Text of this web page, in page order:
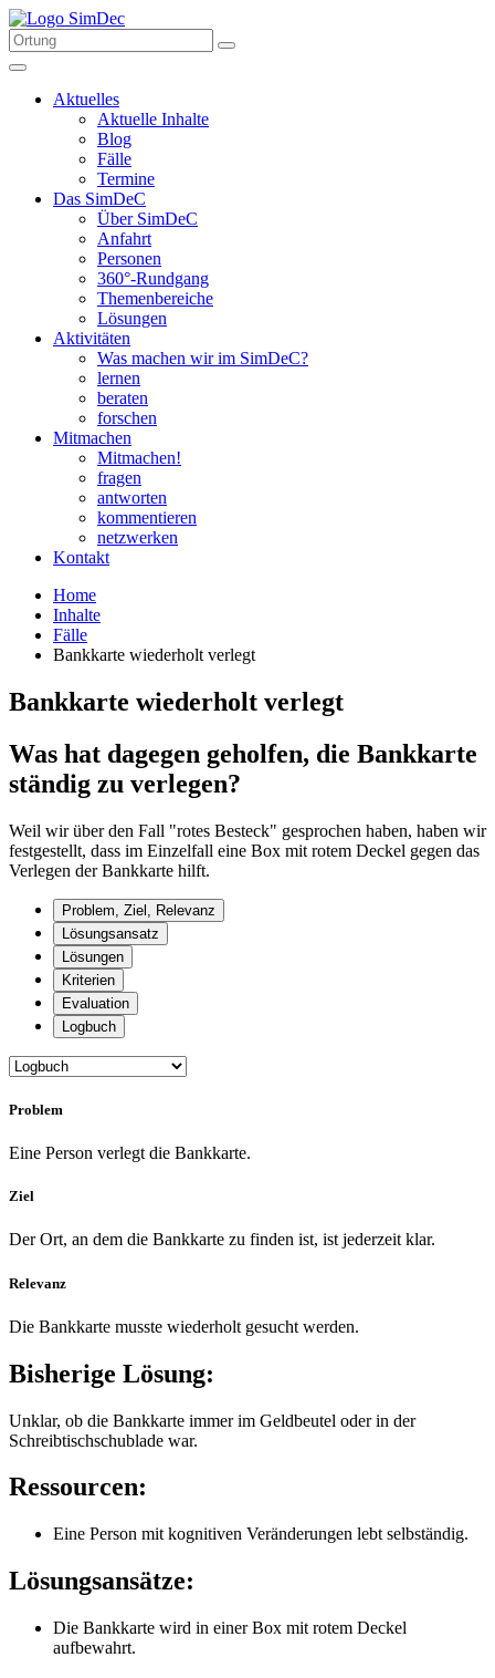
Aktuelles
Aktuelle Inhalte
Blog
Fälle
Termine
Das SimDeC
Über SimDeC
Anfahrt
Personen
360°-Rundgang
Themenbereiche
Lösungen
Aktivitäten
Was machen wir im SimDeC?
lernen
beraten
forschen
Mitmachen
Mitmachen!
fragen
antworten
kommentieren
netzwerken
Kontakt
Home
Inhalte
Fälle
Bankkarte wiederholt verlegt
Bankkarte wiederholt verlegt
Was hat dagegen geholfen, die Bankkarte
ständig zu verlegen?
Weil wir über den Fall "rotes Besteck" gesprochen haben, haben wir
festgestellt, dass im Einzelfall eine Box mit rotem Deckel gegen das
Verlegen der Bankkarte hilft.
Problem, Ziel, Relevanz
Lösungsansatz
Lösungen
Kriterien
Evaluation
Logbuch
Problem
Eine Person verlegt die Bankkarte.
Ziel
Der Ort, an dem die Bankkarte zu finden ist, ist jederzeit klar.
Relevanz
Die Bankkarte musste wiederholt gesucht werden.
Bisherige Lösung:
Unklar, ob die Bankkarte immer im Geldbeutel oder in der
Schreibtischschublade war.
Ressourcen:
Eine Person mit kognitiven Veränderungen lebt selbständig.
Lösungsansätze:
Die Bankkarte wird in einer Box mit rotem Deckel
aufbewahrt.